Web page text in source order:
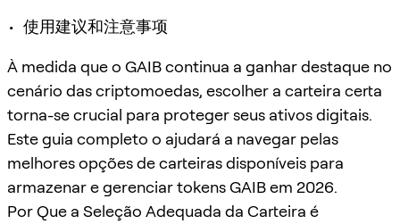
• 使用建议和注意事项
À medida que o GAIB continua a ganhar destaque no
cenário das criptomoedas, escolher a carteira certa
torna-se crucial para proteger seus ativos digitais.
Este guia completo o ajudará a navegar pelas
melhores opções de carteiras disponíveis para
armazenar e gerenciar tokens GAIB em 2026.
Por Que a Seleção Adequada da Carteira é